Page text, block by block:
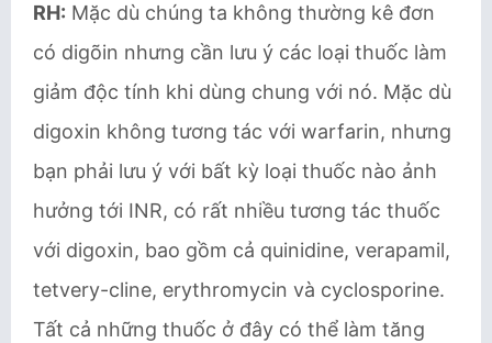
RH: Mặc dù chúng ta không thường kê đơn
có digõin nhưng cần lưu ý các loại thuốc làm
giảm độc tính khi dùng chung với nó. Mặc dù
digoxin không tương tác với warfarin, nhưng
bạn phải lưu ý với bất kỳ loại thuốc nào ảnh
hưởng tới INR, có rất nhiều tương tác thuốc
với digoxin, bao gồm cả quinidine, verapamil,
tetvery-cline, erythromycin và cyclosporine.
Tất cả những thuốc ở đây có thể làm tăng